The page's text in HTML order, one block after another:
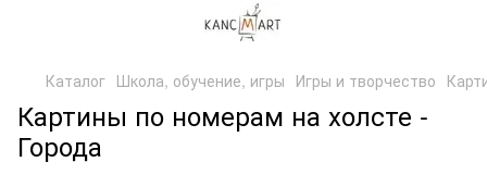
Каталог Школа, обучение, игры Игры и творчество
Картины по номерам на холсте -
Города